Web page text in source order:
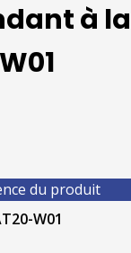
à
du produit
W01